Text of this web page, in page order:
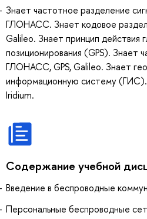
Знает частотное разделение
ГЛОНАСС. Знает кодовое
Galileo. Знает принцип действия
позиционирования (GPS). Знает
ГЛОНАСС, GPS, Galileo. Знает
информационную систему (ГИС).
Iridium.
Содержание учебной
Введение в беспроводные
Персональные беспроводные